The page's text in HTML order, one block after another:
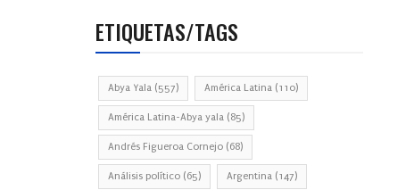
ETIQUETAS/TAGS
Abya Yala (557) América Latina (110)
América Latina-Abya yala (85)
Andrés Figueroa Cornejo (68)
Análisis político (65) Argentina (147)